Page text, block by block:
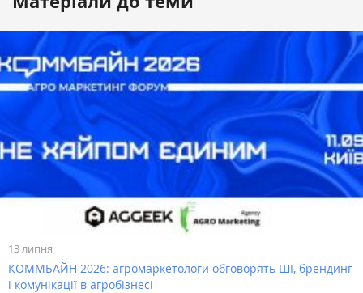
13 липня
КОММБАЙН 2026: агромаркетологи обговорять ШІ, брендинг
і комунікації в агробізнесі